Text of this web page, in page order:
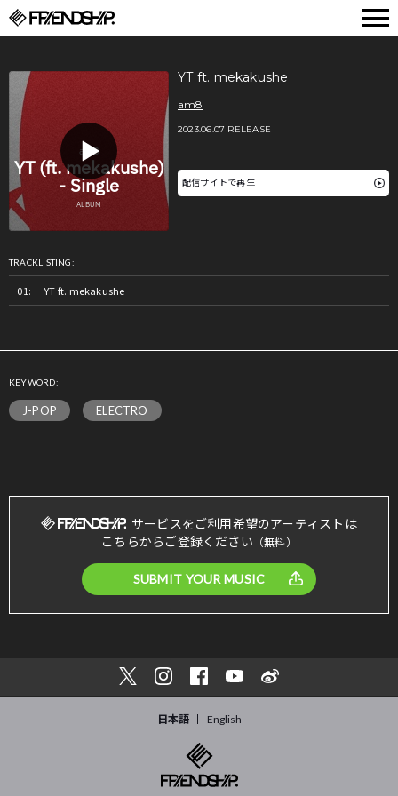
YT ft. mekakushe
am8
2023.06.07 RELEASE
配信サイトで再生
TRACKLISTING:
YT ft. mekakushe
KEYWORD:
J-POP ELECTRO
サービスをご利用希望のアーティストは
こちらからご登録ください （無料）
SUBMIT YOUR MUSIC
日本語 English